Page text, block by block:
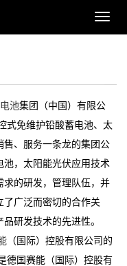
导
池集团（中国）有限公
式免维护铅酸蓄电池、太
售、服务一条龙的集团公
，太阳能光伏应用技术
的研发，管理队伍，并
广泛而密切的合作关
研发技术的先进性。
（国际）控股有限公司的
德国赛能（国际）控股有